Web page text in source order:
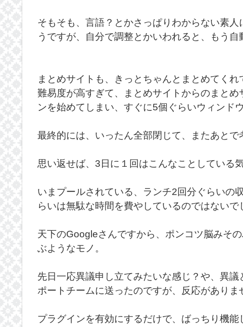
そもそも、言語？とかさっぱりわからない素
うですが、自分で調整とかいわれると、もう自
まとめサイトも、きっとちゃんとまとめてく
難易度が高すぎて、まとめサイトからのまと
ンを始めてしまい、すぐに5個ぐらいウィンド
最終的には、いったん全部閉じて、またあとで
思い返せば、3日に１回はこんなことしている
いまプールされている、ランチ2回分ぐらいの
らいは無駄な時間を費やしているのではないで
天下のGoogleさんですから、ポンコツ脳みそ
ぶようなモノ。
先日一応異議申し立てみたいな感じ？や、異
ポートチームに送ったのですが、反応がありま
プラグインを有効にするだけで、ばっちり機